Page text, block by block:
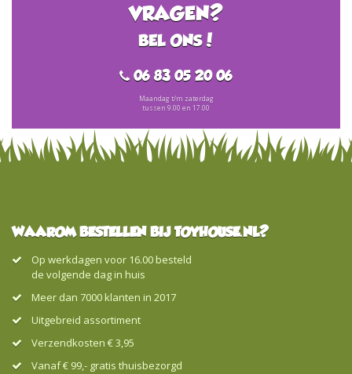
VRAGEN?
BEL ONS!
06 83 05 20 06
Maandag t/m zaterdag
tussen 9.00 en 17.00
WAAROM BESTELLEN BIJ TOYHOUSE.NL?
Op werkdagen voor 16.00 besteld
de volgende dag in huis
Meer dan 7000 klanten in 2017
Uitgebreid assortiment
Verzendkosten € 3,95
Vanaf € 99,- gratis thuisbezorgd